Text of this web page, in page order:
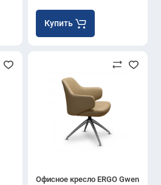
Купить
Офисное кресло ERGO Gwen